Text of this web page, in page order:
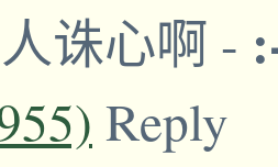
诛心啊 -
Reply